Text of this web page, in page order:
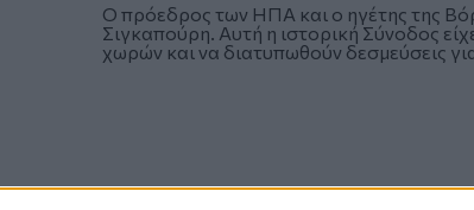
Ο πρόεδρος των ΗΠΑ και ο ηγέτης της
Σιγκαπούρη. Αυτή η ιστορική Σύνοδος
χωρών και να διατυπωθούν δεσμεύσεις